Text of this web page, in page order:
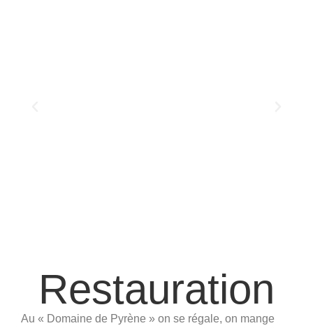
Restauration
Au « Domaine de Pyrène » on se régale, on mange